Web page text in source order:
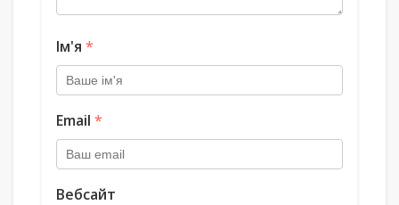
Ім'я *
Email *
Вебсайт